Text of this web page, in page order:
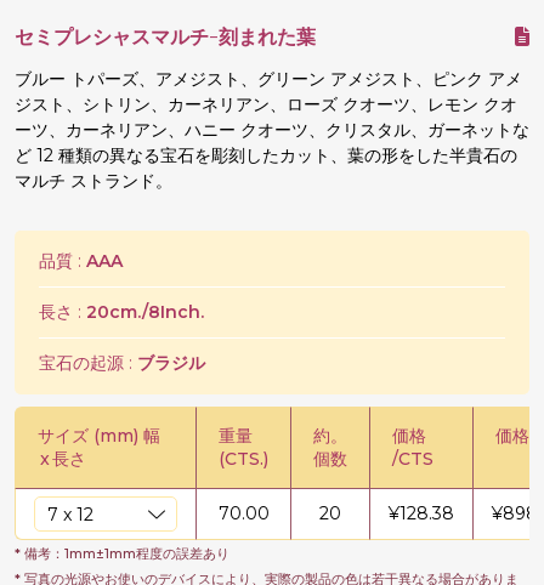
セミプレシャスマルチ-刻まれた葉
ブルー トパーズ、アメジスト、グリーン アメジスト、ピンク アメ
ジスト、シトリン、カーネリアン、ローズ クオーツ、レモン クオ
ーツ、カーネリアン、ハニー クオーツ、クリスタル、ガーネットな
ど 12 種類の異なる宝石を彫刻したカット、葉の形をした半貴石の
マルチ ストランド。
品質 : AAA
長さ : 20cm./8Inch.
宝石の起源 : ブラジル
サイズ (mm) 幅
x長さ
重量
(CTS.)
約。
個数
価格
/CTS
価格 /
70.00 20 ¥128.38 ¥
* 備考：1mm±1mm程度の誤差あり
* 写真の光源やお使いのデバイスにより、実際の製品の色は若干異なる場合がありま